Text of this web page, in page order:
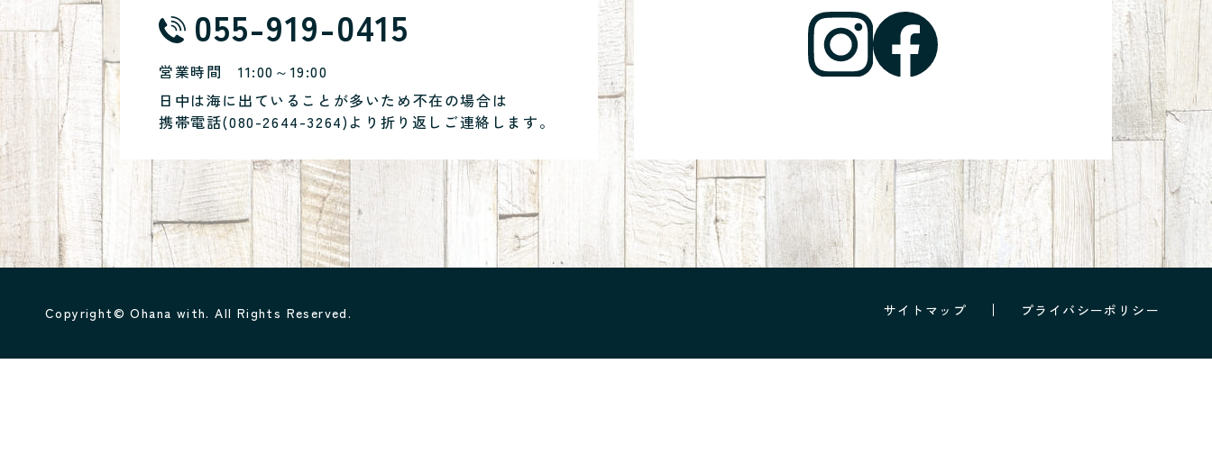
055-919-0415
営業時間 11:00～19:00
日中は海に出ていることが多いため不在の場合は
携帯電話(080-2644-3264)より折り返しご連絡します。
サイトマップ プライバシーポリシー
Copyright© Ohana with. All Rights Reserved.